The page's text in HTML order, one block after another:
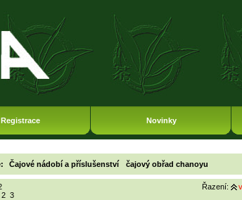
Registrace Novinky
Čajové nádobí a příslušenství čajový obřad chanoyu
Řazení:
2 3